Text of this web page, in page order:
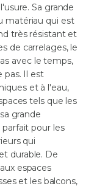
Sa grande
matériau qui est
très résistant et
de carrelages, le
avec le temps,
pas. Il est
et à l'eau,
tels que les
grande
pour les
qui
durable. De
espaces
et les balcons,